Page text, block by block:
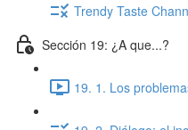
Trendy Taste
Sección 19: ¿A que...?
19. 1. Los